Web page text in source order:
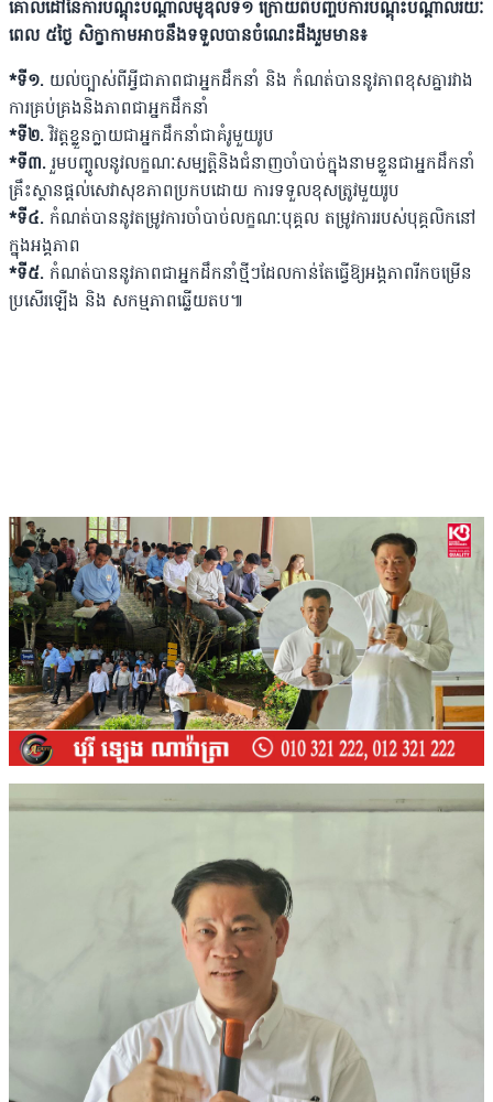
គោលដៅនៃការបណ្តុះបណ្តាលម៉ូឌុលទី១ ក្រោយពីបញ្ចប់ការបណ្តុះបណ្តាលរយៈ
ពេល ៥ថ្ងៃ សិក្ខាកាមអាចនឹងទទួលបានចំណេះដឹងរួមមាន៖
*ទី១. យល់ច្បាស់ពីអ្វីជាភាពជាអ្នកដឹកនាំ និង កំណត់បាននូវភាពខុសគ្នារវាង
ការគ្រប់គ្រងនិងភាពជាអ្នកដឹកនាំ
*ទី២. វិវត្តខ្លួនក្លាយជាអ្នកដឹកនាំជាគំរូមួយរូប
*ទី៣.រួមបញ្ចូលនូវលក្ខណៈសម្បត្តិនិងជំនាញចាំបាច់ក្នុងនាមខ្លួនជាអ្នកដឹកនាំ
គ្រឹះស្ថានផ្តល់សេវាសុខភាពប្រកបដោយ ការទទួលខុសត្រូវមួយរូប
*ទី៤. កំណត់បាននូវតម្រូវការចាំបាច់លក្ខណៈបុគ្គល តម្រូវការរបស់បុគ្គលិកនៅ
ក្នុងអង្គភាព
*ទី៥. កំណត់បាននូវភាពជាអ្នកដឹកនាំថ្មីៗដែលកាន់តែធ្វើឱ្យអង្គភាពរីកចម្រើន
ប្រសើរឡើង និង សកម្មភាពឆ្លើយតប៕